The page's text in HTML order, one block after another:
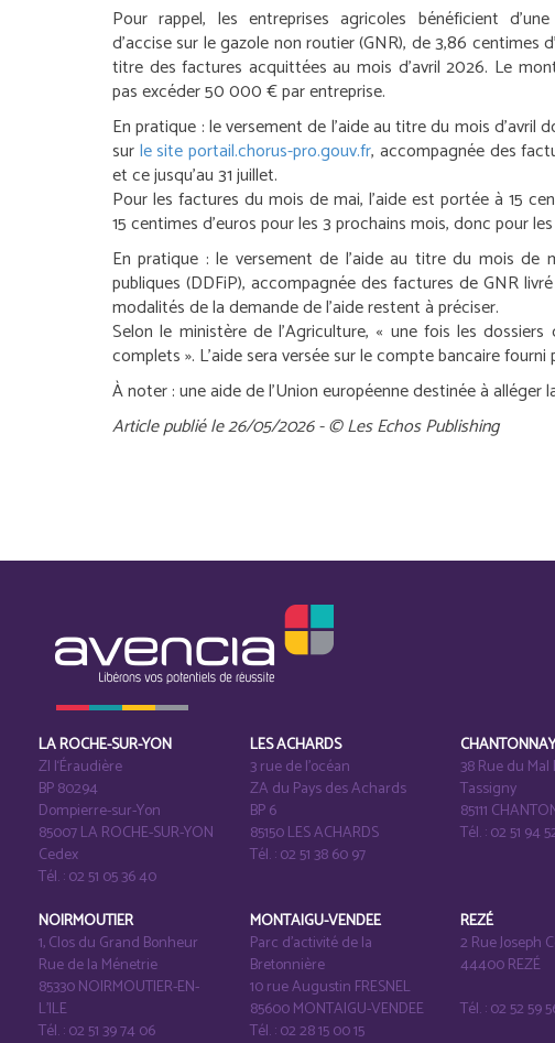
Pour rappel, les entreprises agricoles bénéficient
d’accise sur le gazole non routier (GNR), de 3,86 centimes
titre des factures acquittées au mois d’avril 2026. Le
pas excéder 50 000 € par entreprise.
En pratique :le versement de l’aide au titre du mois d’avril
surle site portail.chorus-pro.gouv.fr, accompagnée des
et ce jusqu’au 31 juillet.
Pour les factures du mois de mai, l’aide est portée à 15
15 centimes d’euros pour les 3 prochains mois, donc pour
En pratique : le versement de l’aide au titre du mois de
publiques (DDFiP), accompagnée des factures de GNR
modalités de la demande de l’aide restent à préciser.
Selon le ministère de l’Agriculture, « une fois les
complets ». L’aide sera versée sur le compte bancaire fourni
À noter :une aide de l’Union européenne destinée à
Article publié le 26/05/2026 - © Les Echos Publishing
LA ROCHE-SUR-YON
ZI l‘Éraudière
BP 80294
Dompierre-sur-Yon
85007 LA ROCHE-SUR-YON
Cedex
Tél. : 02 51 05 36 40
LES ACHARDS
3 rue de l’océan
ZA du Pays des Achards
BP 6
85150 LES ACHARDS
Tél. : 02 51 38 60 97
38 Rue du Mal
Tassigny
85111
Tél. : 02 51 94
NOIRMOUTIER
1, Clos du Grand Bonheur
Rue de la Ménetrie
85330 NOIRMOUTIER-EN-
L'ILE
Tél. : 02 51 39 74 06
MONTAIGU-VENDEE
Parc d’activité de la
Bretonnière
10 rue Augustin FRESNEL
85600 MONTAIGU-VENDEE
Tél. : 02 28 15 00 15
REZÉ
2 Rue Joseph
44400 REZÉ
Tél. : 02 52 59